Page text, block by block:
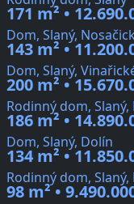
171 m² •
Dom, Slaný,
143 m² •
Dom, Slaný,
200 m² •
Rodinný dom, Slaný,
186 m² •
Dom, Slaný, Dolín
134 m² •
Rodinný dom,
98 m² •